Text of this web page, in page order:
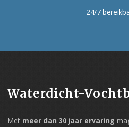
24/7
Waterdicht-
Met meer dan 30 jaar ervaring